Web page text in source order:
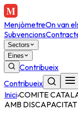
MenjòmetreOn van
Subvencions
Sectors
Eines
Contribueix
Contribueix
Inici›COMITE
AMB DISCAPACITAT